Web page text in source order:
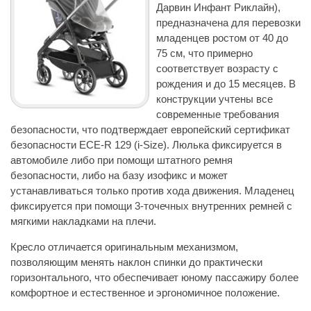
Дарвин Инфант Риклайн),
предназначена для перевозки
младенцев ростом от 40 до
75 см, что примерно
соответствует возрасту с
рождения и до 15 месяцев. В
конструкции учтены все
современные требования
безопасности, что подтверждает европейский сертификат
безопасности ECE-R 129 (i-Size). Люлька фиксируется в
автомобиле либо при помощи штатного ремня
безопасности, либо на базу изофикс и может
устанавливаться только против хода движения. Младенец
фиксируется при помощи 3-точечных внутренних ремней с
мягкими накладками на плечи.
Кресло отличается оригинальным механизмом,
позволяющим менять наклон спинки до практически
горизонтального, что обеспечивает юному пассажиру более
комфортное и естественное и эргономичное положение.